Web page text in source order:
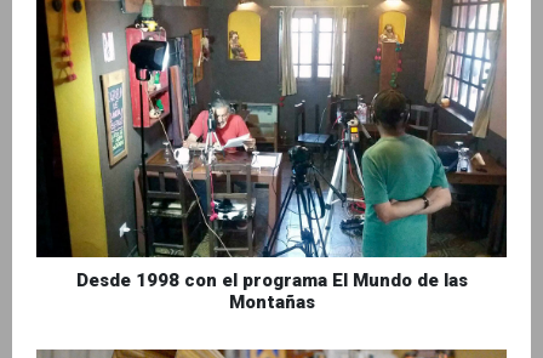
Desde 1998 con el programa El Mundo de las
Montañas